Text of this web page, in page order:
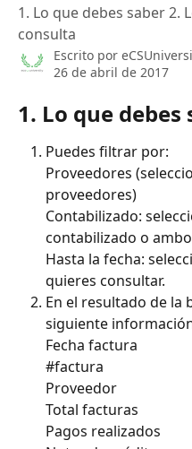
1. Lo que debes saber 2.
consulta
Escrito por
26 de abril de 2017
1. Lo que debes
Puedes filtrar por:
Proveedores
proveedores)
Contabilizado:
contabilizado o
Hasta la fecha:
quieres consultar.
En el resultado de la
siguiente
Fecha factura
#factura
Proveedor
Total facturas
Pagos realizados